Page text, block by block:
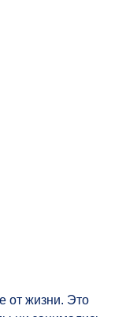
от жизни. Это